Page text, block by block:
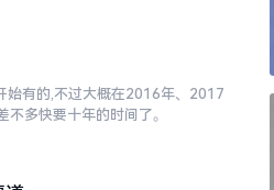
始有的,不过大概在2016年、2017
多快要十年的时间了。